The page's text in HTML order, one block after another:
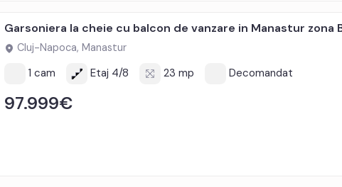
Garsoniera la cheie cu balcon de vanzare in Manastur zona
Cluj-Napoca, Manastur
1 cam Etaj 4/8 23 mp Decomandat
97.999€